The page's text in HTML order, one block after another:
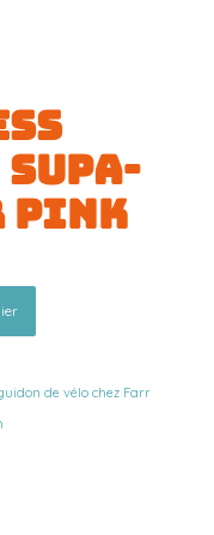
PINK
de vélo chez Farr